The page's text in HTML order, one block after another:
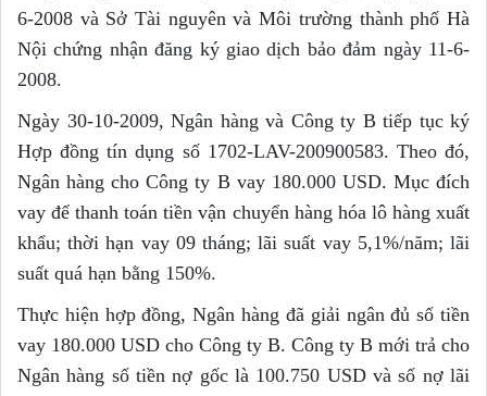
6-2008 và Sở Tài nguyên và Môi trường thành phố Hà
Nội chứng nhận đăng ký giao dịch bảo đảm ngày 11-6-
2008.
Ngày 30-10-2009, Ngân hàng và Công ty B tiếp tục ký
Hợp đồng tín dụng số 1702-LAV-200900583. Theo đó,
Ngân hàng cho Công ty B vay 180.000 USD. Mục đích
vay để thanh toán tiền vận chuyển hàng hóa lô hàng xuất
khẩu; thời hạn vay 09 tháng; lãi suất vay 5,1%/năm; lãi
suất quá hạn bằng 150%.
Thực hiện hợp đồng, Ngân hàng đã giải ngân đủ số tiền
vay 180.000 USD cho Công ty B. Công ty B mới trả cho
Ngân hàng số tiền nợ gốc là 100.750 USD và số nợ lãi